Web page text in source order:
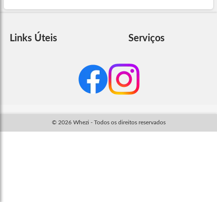
Links Úteis Serviços
© 2026 Whezi - Todos os direitos reservados